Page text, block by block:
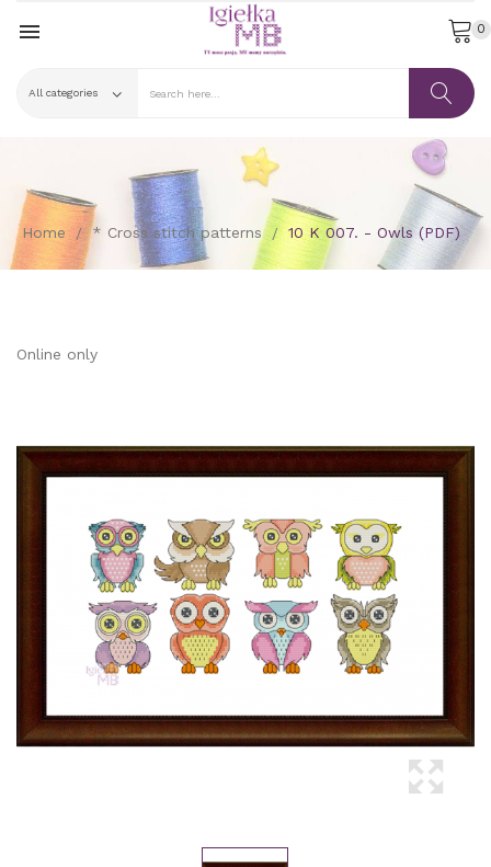
 0
Home * Cross stitch patterns 10 K 007. - Owls (PDF)
Online only